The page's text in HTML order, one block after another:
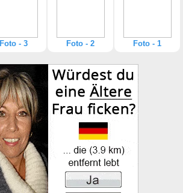
Foto - 3 Foto - 2 Foto - 1